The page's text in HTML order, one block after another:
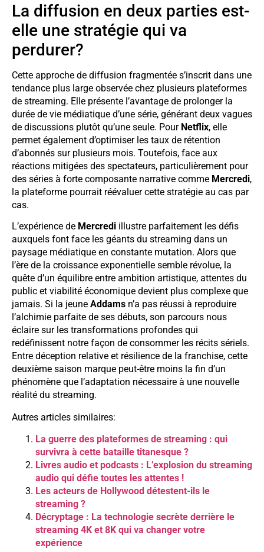
La diffusion en deux parties est-
elle une stratégie qui va
perdurer?
Cette approche de diffusion fragmentée s’inscrit dans une
tendance plus large observée chez plusieurs plateformes
de streaming. Elle présente l’avantage de prolonger la
durée de vie médiatique d’une série, générant deux vagues
de discussions plutôt qu’une seule. Pour Netflix, elle
permet également d’optimiser les taux de rétention
d’abonnés sur plusieurs mois. Toutefois, face aux
réactions mitigées des spectateurs, particulièrement pour
des séries à forte composante narrative comme Mercredi,
la plateforme pourrait réévaluer cette stratégie au cas par
cas.
L’expérience de Mercredi illustre parfaitement les défis
auxquels font face les géants du streaming dans un
paysage médiatique en constante mutation. Alors que
l’ère de la croissance exponentielle semble révolue, la
quête d’un équilibre entre ambition artistique, attentes du
public et viabilité économique devient plus complexe que
jamais. Si la jeune Addams n’a pas réussi à reproduire
l’alchimie parfaite de ses débuts, son parcours nous
éclaire sur les transformations profondes qui
redéfinissent notre façon de consommer les récits sériels.
Entre déception relative et résilience de la franchise, cette
deuxième saison marque peut-être moins la fin d’un
phénomène que l’adaptation nécessaire à une nouvelle
réalité du streaming.
Autres articles similaires:
La guerre des plateformes de streaming : qui
survivra à cette bataille titanesque ?
Livres audio et podcasts : L’explosion du streaming
audio qui défie toutes les attentes !
Les acteurs de Hollywood détestent-ils le
streaming ?
Décryptage : La technologie secrète derrière le
streaming 4K et 8K qui va changer votre
expérience